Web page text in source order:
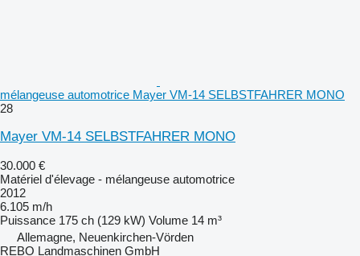
mélangeuse automotrice Mayer VM-14 SELBSTFAHRER MONO
28
Mayer VM-14 SELBSTFAHRER MONO
30.000 €
Matériel d'élevage - mélangeuse automotrice
2012
6.105 m/h
Puissance 175 ch (129 kW) Volume 14 m³
Allemagne, Neuenkirchen-Vörden
REBO Landmaschinen GmbH